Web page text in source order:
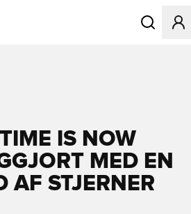
Åbner en
IS NOW
MED EN
AF STJERNER